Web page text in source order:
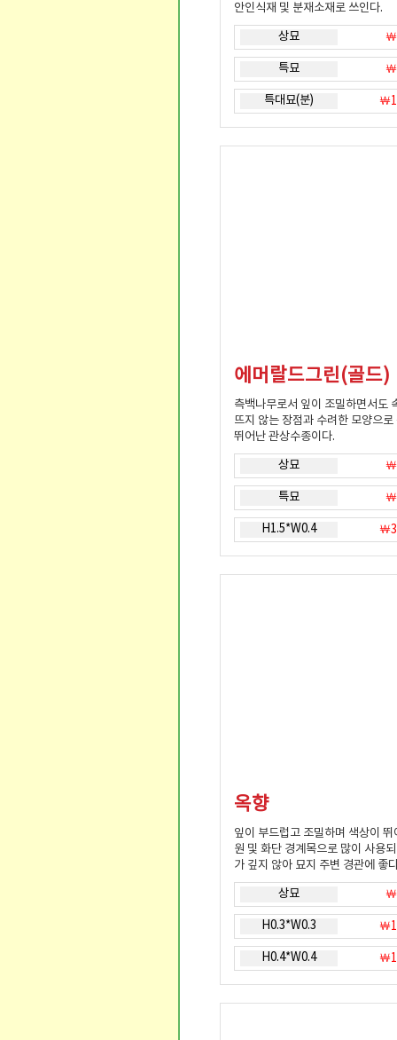
안인식재 및 분재소재로 쓰인다.
상묘
특묘
특대묘(분) ￦
에머랄드그린(골드)
측백나무로서 잎이 조밀하면서도
뜨지 않는 장점과 수려한 모양으로
뛰어난 관상수종이다.
상묘
특묘
H1.5*W0.4 ￦
옥향
잎이 부드럽고 조밀하며 색상이 뛰
원 및 화단 경계목으로 많이 사용
가 깊지 않아 묘지 주변 경관에 좋
상묘
H0.3*W0.3 ￦
H0.4*W0.4 ￦